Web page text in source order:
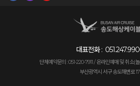
대표전화 :
단체예약문의 : 051-220-7911 / 온라인예매 및 취소(
부산광역시 서구 송도해변로